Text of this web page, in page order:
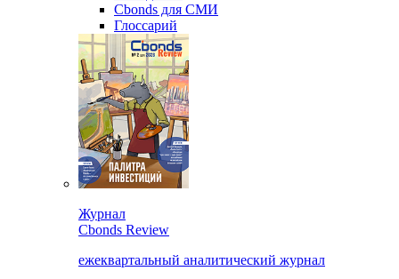
Cbonds для СМИ
Глоссарий
Журнал
Cbonds Review
ежеквартальный аналитический журнал